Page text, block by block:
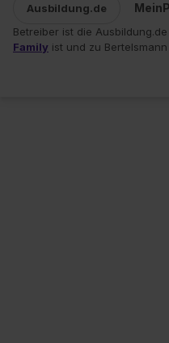
Ausbildung.de
Betreiber ist die
Family ist und zu